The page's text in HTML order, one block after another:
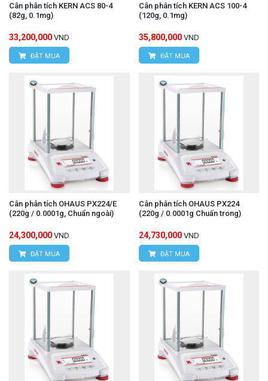
Cân phân tích KERN ACS 80-4
(82g, 0.1mg)
33,200,000 VND
ĐẶT MUA
Cân phân tích KERN ACS 100-4
(120g, 0.1mg)
35,800,000 VND
ĐẶT MUA
Cân phân tích OHAUS PX224/E
(220g / 0.0001g, Chuẩn ngoài)
24,300,000 VND
ĐẶT MUA
Cân phân tích OHAUS PX224
(220g / 0.0001g Chuấn trong)
24,730,000 VND
ĐẶT MUA